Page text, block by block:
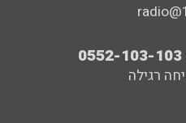
רגילה